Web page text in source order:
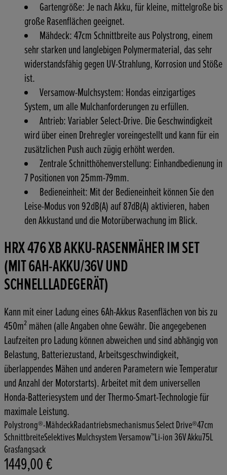
Gartengröße: Je nach Akku, für kleine, mittelgroße bis
große Rasenflächen geeignet.
Mähdeck: 47cm Schnittbreite aus Polystrong, einem
sehr starken und langlebigen Polymermaterial, das sehr
widerstandsfähig gegen UV-Strahlung, Korrosion und Stöße
ist.
Versamow-Mulchsystem: Hondas einzigartiges
System, um alle Mulchanforderungen zu erfüllen.
Antrieb: Variabler Select-Drive. Die Geschwindigkeit
wird über einen Drehregler voreingestellt und kann für ein
zusätzlichen Push auch zügig erhöht werden.
Zentrale Schnitthöhenverstellung: Einhandbedienung in
7 Positionen von 25mm-79mm.
Bedieneinheit: Mit der Bedieneinheit können Sie den
Leise-Modus von 92dB(A) auf 87dB(A) aktivieren, haben
den Akkustand und die Motorüberwachung im Blick.
HRX 476 XB AKKU-RASENMÄHER IM SET
(MIT 6AH-AKKU/36V UND
SCHNELLLADEGERÄT)
Kann mit einer Ladung eines 6Ah-Akkus Rasenflächen von bis zu
450m² mähen (alle Angaben ohne Gewähr. Die angegebenen
Laufzeiten pro Ladung können abweichen und sind abhängig von
Belastung, Batteriezustand, Arbeitsgeschwindigkeit,
überlappendes Mähen und anderen Parametern wie Temperatur
und Anzahl der Motorstarts). Arbeitet mit dem universellen
Honda-Batteriesystem und der Thermo-Smart-Technologie für
maximale Leistung.
Polystrong®-MähdeckRadantriebsmechanismus Select Drive®47cm
SchnittbreiteSelektives Mulchsystem Versamow™Li-ion 36V Akku75L
Grasfangsack
Aktueller Preis: 1449,00 €.
1449,00 €